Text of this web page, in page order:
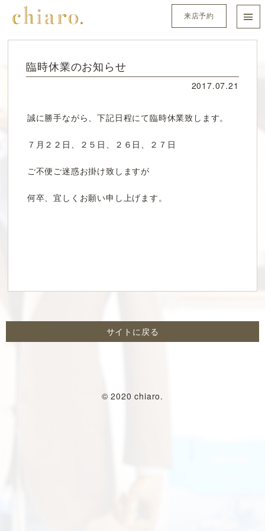
来店予約
臨時休業のお知らせ
2017.07.21
誠に勝手ながら、下記日程にて臨時休業致します。
７月２２日、２５日、２６日、２７日
ご不便ご迷惑お掛け致しますが
何卒、宜しくお願い申し上げます。
サイトに戻る
© 2020 chiaro.